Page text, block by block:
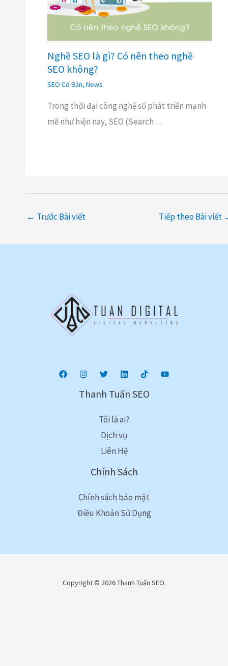
Nghề SEO là gì? Có nên theo nghề
SEO không?
SEO Cơ Bản, News
Trong thời đại công nghệ số phát triển mạnh
mẽ như hiện nay, SEO (Search…
← Trước Bài viết Tiếp theo Bài viết
Thanh Tuấn SEO
Tôi là ai?
Dịch vụ
Liên Hệ
Chính Sách
Chính sách bảo mật
Điều Khoản Sử Dụng
Copyright © 2026 Thanh Tuấn SEO.